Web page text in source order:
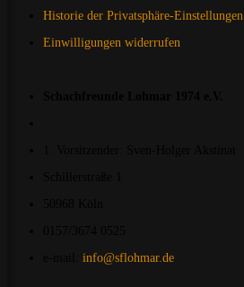
Historie der Privatsphäre-Einstellungen
Einwilligungen widerrufen
info@sflohmar.de